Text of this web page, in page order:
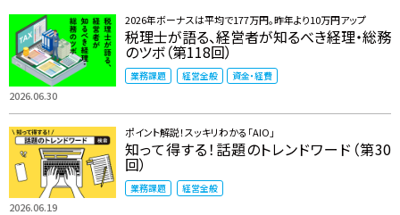
2026.06.30
2026年ボーナスは平均で177万円。昨年より10万円アップ
税理士が語る、経営者が知るべき経理・総務
のツボ（第118回）
業務課題 経営全般 資金・経費
2026.06.19
ポイント解説！スッキリわかる「AIO」
知って得する！話題のトレンドワード（第30
回）
業務課題 経営全般